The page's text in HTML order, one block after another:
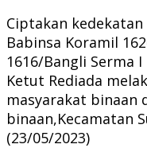
Ciptakan
Babinsa Koramil
1616/Bangli Serma
Ketut Rediada
masyarakat binaan
binaan,Kecamatan
(23/05/2023)